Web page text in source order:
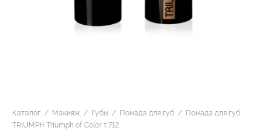
Каталог / Макияж / Губы / Помада для губ / Помада для губ
TRIUMPH Triumph of Color т.712